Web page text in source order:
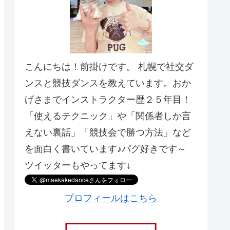
こんにちは！前掛けです。 札幌で社交ダ
ンスと競技ダンスを教えています。おか
げさまでインストラクター歴２５年目！
「使えるテクニック」や「関係者しか言
えない裏話」「競技会で勝つ方法」など
を面白く書いています♪パグ好きです～
ツイッターもやってます↓
プロフィールはこちら